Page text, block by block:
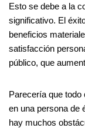
Esto se debe a la
significativo. El
beneficios
satisfacción
público, que
Parecería que todo
en una persona de
hay muchos